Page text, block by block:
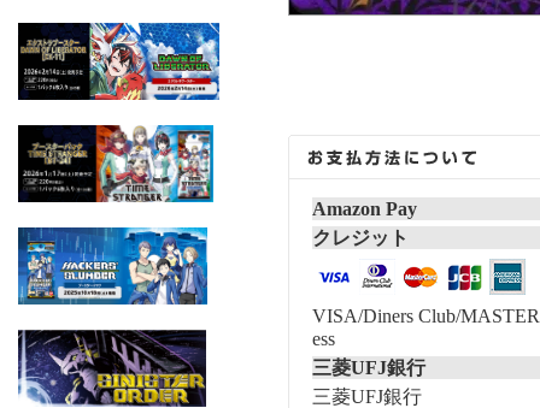
Amazon Pay
クレジット
VISA/Diners Club/
ess
三菱UFJ銀行
三菱UFJ銀行